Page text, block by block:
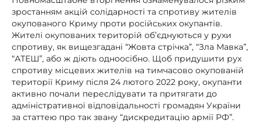
зростанням акцій солідарності та спротиву жителів
окупованого Криму проти російських окупантів.
Жителі окупованих територій об’єднуються у рухи
спротиву, як вищезгадані “Жовта стрічка”, “Зла Мавка”,
“АТЕШ”, або ж діють одноосібно. Щоб придушити рух
спротиву місцевих жителів на тимчасово окупованій
території Криму після 24 лютого 2022 року, окупанти
активно почали переслідувати та притягати до
адміністративної відповідальності громадян України
за статтею про так звану “дискредитацію армії РФ”.